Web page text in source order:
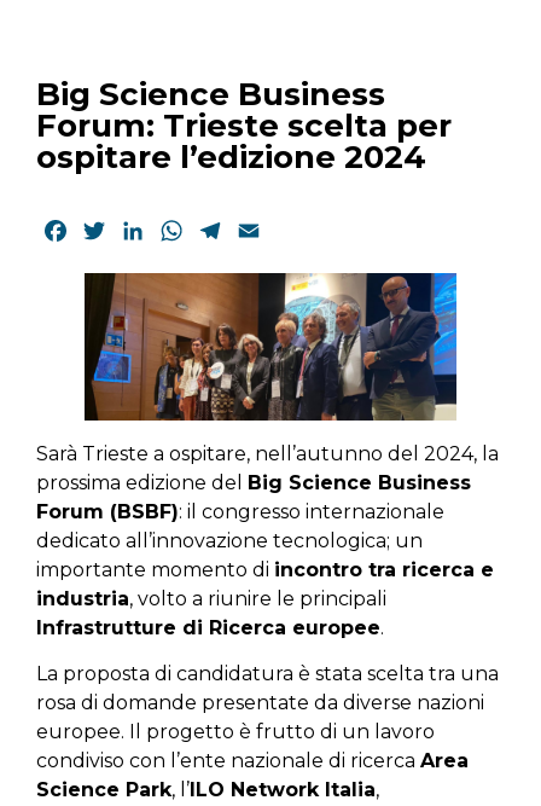
Big Science Business
Forum: Trieste scelta per
ospitare l’edizione 2024
Facebook
TwitterLinkedInWhatsApp
Telegram
Sarà Trieste a ospitare, nell’autunno del 2024, la
prossima edizione del Big Science Business
Forum (BSBF): il congresso internazionale
dedicato all’innovazione tecnologica; un
importante momento di incontro tra ricerca e
industria, volto a riunire le principali
Infrastrutture di Ricerca europee.
La proposta di candidatura è stata scelta tra una
rosa di domande presentate da diverse nazioni
europee. Il progetto è frutto di un lavoro
condiviso con l’ente nazionale di ricerca Area
Science Park, l’ ILO Network Italia,